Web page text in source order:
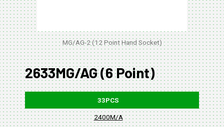
MG/AG-2 (12 Point Hand Socket)
2633MG/AG (6 Point)
33PCS
2400M/A